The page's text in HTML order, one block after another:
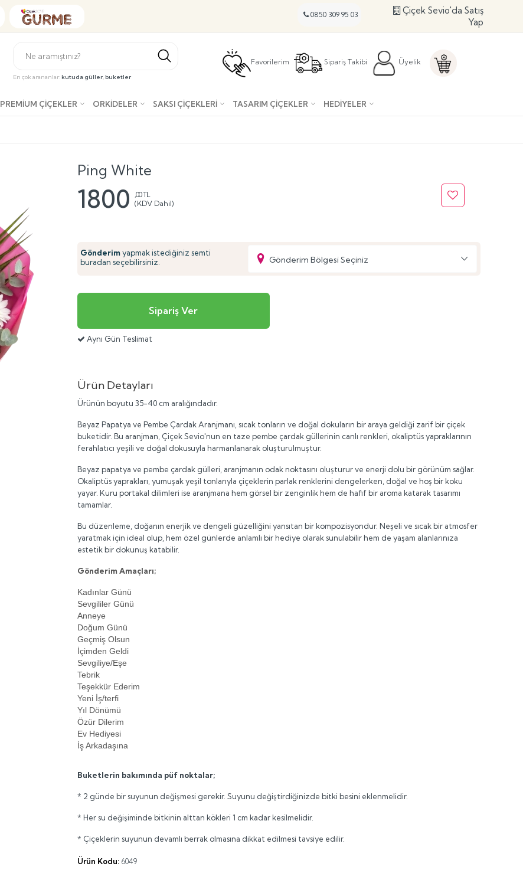
0850 309 95 03
Çiçek Sevio'da Satış
Yap
En çok arananlar: kutuda güller, buketler
Favorilerim Sipariş Takibi Üyelik
PREMIUM ÇIÇEKLER ORKIDELER SAKSI ÇIÇEKLERI TASARIM ÇIÇEKLER HEDIYELER
Ping White
1800
,00 TL
(KDV Dahil)
Gönderimyapmak istediğiniz semti
buradan seçebilirsiniz.
Gönderim Bölgesi Seçiniz
Aynı Gün Teslimat
Ürün Detayları
Ürünün boyutu 35-40 cm aralığındadır.
Beyaz Papatya ve Pembe Çardak Aranjmanı, sıcak tonların ve doğal dokuların bir araya geldiği zarif bir çiçek
buketidir. Bu aranjman, Çiçek Sevio'nun en taze pembe çardak güllerinin canlı renkleri, okaliptüs yapraklarının
ferahlatıcı yeşili ve doğal dokusuyla harmanlanarak oluşturulmuştur.
Beyaz papatya ve pembe çardak gülleri, aranjmanın odak noktasını oluşturur ve enerji dolu bir görünüm sağlar.
Okaliptüs yaprakları, yumuşak yeşil tonlarıyla çiçeklerin parlak renklerini dengelerken, doğal ve hoş bir koku
yayar. Kuru portakal dilimleri ise aranjmana hem görsel bir zenginlik hem de hafif bir aroma katarak tasarımı
tamamlar.
Bu düzenleme, doğanın enerjik ve dengeli güzelliğini yansıtan bir kompozisyondur. Neşeli ve sıcak bir atmosfer
yaratmak için ideal olup, hem özel günlerde anlamlı bir hediye olarak sunulabilir hem de yaşam alanlarınıza
estetik bir dokunuş katabilir.
Gönderim Amaçları;
Kadınlar Günü
Sevgililer Günü
Anneye
Doğum Günü
Geçmiş Olsun
İçimden Geldi
Sevgiliye/Eşe
Tebrik
Teşekkür Ederim
Yeni İş/terfi
Yıl Dönümü
Özür Dilerim
Ev Hediyesi
İş Arkadaşına
Buketlerin bakımında püf noktalar;
* 2 günde bir suyunun değişmesi gerekir. Suyunu değiştirdiğinizde bitki besini eklenmelidir.
* Her su değişiminde bitkinin alttan kökleri 1 cm kadar kesilmelidir.
* Çiçeklerin suyunun devamlı berrak olmasına dikkat edilmesi tavsiye edilir.
Ürün Kodu: 6049